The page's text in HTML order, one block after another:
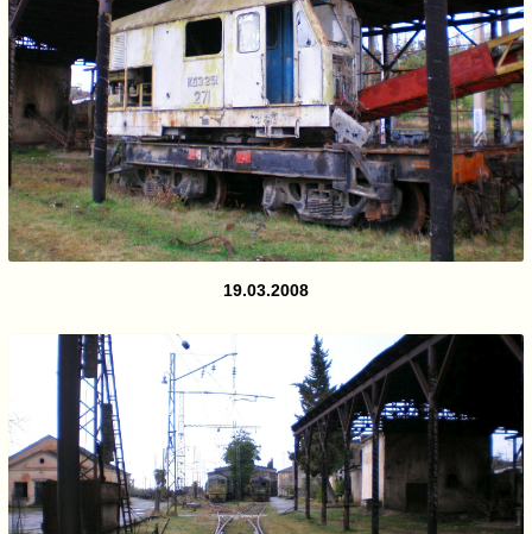
19.03.2008